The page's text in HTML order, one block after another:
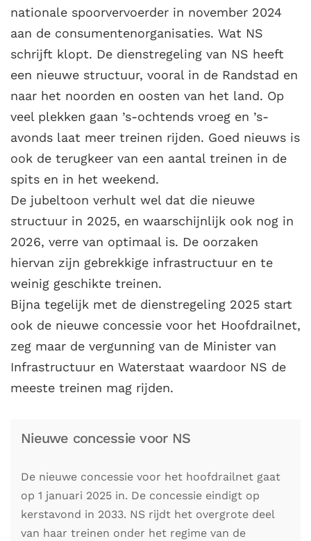
nationale spoorvervoerder in november 2024
aan de consumentenorganisaties. Wat NS
schrijft klopt. De dienstregeling van NS heeft
een nieuwe structuur, vooral in de Randstad en
naar het noorden en oosten van het land. Op
veel plekken gaan ’s-ochtends vroeg en ’s-
avonds laat meer treinen rijden. Goed nieuws is
ook de terugkeer van een aantal treinen in de
spits en in het weekend.
De jubeltoon verhult wel dat die nieuwe
structuur in 2025, en waarschijnlijk ook nog in
2026, verre van optimaal is. De oorzaken
hiervan zijn gebrekkige infrastructuur en te
weinig geschikte treinen.
Bijna tegelijk met de dienstregeling 2025 start
ook de nieuwe concessie voor het Hoofdrailnet,
zeg maar de vergunning van de Minister van
Infrastructuur en Waterstaat waardoor NS de
meeste treinen mag rijden.
Nieuwe concessie voor NS
De nieuwe concessie voor het hoofdrailnet gaat
op 1 januari 2025 in. De concessie eindigt op
kerstavond in 2033. NS rijdt het overgrote deel
van haar treinen onder het regime van de